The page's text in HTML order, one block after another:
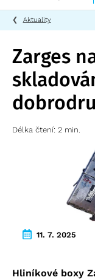
výškách
Aktuality
Zarges
Délka čtení: 2 min.
11. 7. 2025
Hliníkové boxy